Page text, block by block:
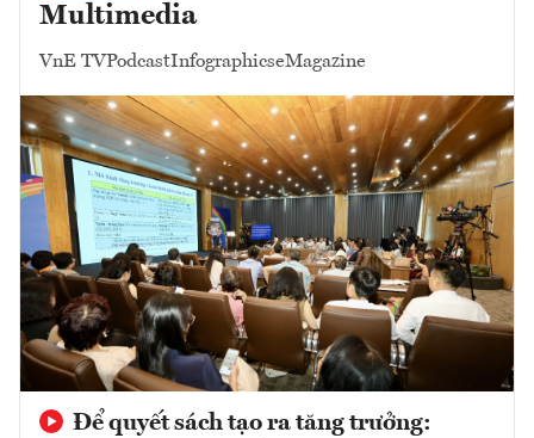
Multimedia
VnE TVPodcastInfographicseMagazine
Để quyết sách tạo ra tăng trưởng: